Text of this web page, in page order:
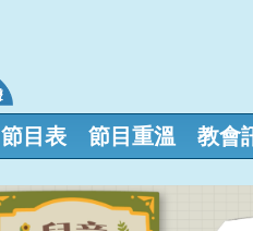
節目表 節目重溫 教會